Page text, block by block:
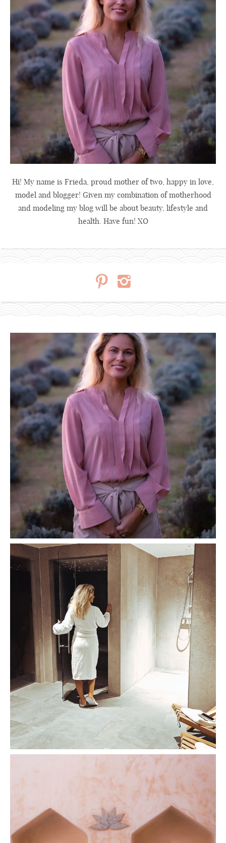
Hi! My name is Frieda, proud mother of two, happy in love,
model and blogger! Given my combination of motherhood
and modeling my blog will be about beauty, lifestyle and
health. Have fun! XO